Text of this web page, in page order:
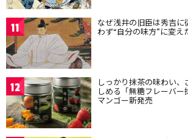
11 なぜ浅井の旧臣は秀吉
わず“自分の味方”に変え
12 しっかり抹茶の味わい
しめる「無糖フレーバー
マンゴー新発売